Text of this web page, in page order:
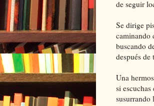
de seguir
Se dirige
caminando
buscando
después
Una
si
susurrando